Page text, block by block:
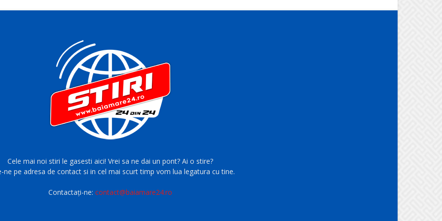
Cele mai noi stiri le gasesti aici! Vrei sa ne dai un pont? Ai o stire?
ne pe adresa de contact si in cel mai scurt timp vom lua legatura cu tine.
Contactați-ne:contact@baiamare24.ro